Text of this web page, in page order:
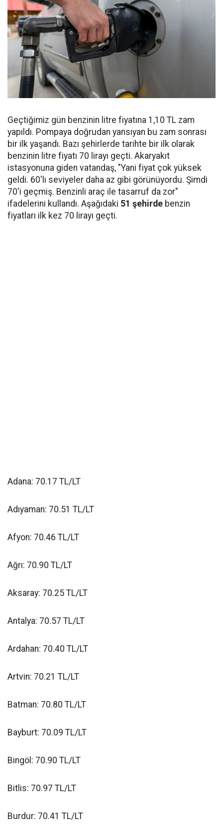
Geçtiğimiz gün benzinin litre fiyatına 1,10 TL zam
yapıldı. Pompaya doğrudan yansıyan bu zam sonrası
bir ilk yaşandı. Bazı şehirlerde tarihte bir ilk olarak
benzinin litre fiyatı 70 lirayı geçti. Akaryakıt
istasyonuna giden vatandaş, "Yani fiyat çok yüksek
geldi. 60'lı seviyeler daha az gibi görünüyordu. Şimdi
70'i geçmiş. Benzinli araç ile tasarruf da zor"
ifadelerini kullandı. Aşağıdaki 51 şehirde benzin
fiyatları ilk kez 70 lirayı geçti.
Adana: 70.17 TL/LT
Adıyaman: 70.51 TL/LT
Afyon: 70.46 TL/LT
Ağrı: 70.90 TL/LT
Aksaray: 70.25 TL/LT
Antalya: 70.57 TL/LT
Ardahan: 70.40 TL/LT
Artvin: 70.21 TL/LT
Batman: 70.80 TL/LT
Bayburt: 70.09 TL/LT
Bingöl: 70.90 TL/LT
Bitlis: 70.97 TL/LT
Burdur: 70.41 TL/LT